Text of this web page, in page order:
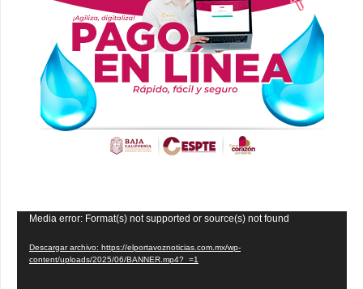
Reproductor
vídeo
Media error: Format(s) not supported or source(s) not found
Descargar archivo: https://elportavoznoticias.com.mx/wp-
content/uploads/2025/06/BANNER.mp4?_=1